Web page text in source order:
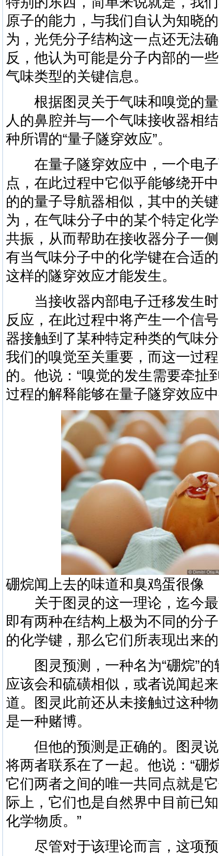
原子的能力，与我们自认为知晓
为，光凭分子结构这一点还无法
反，他认为可能是分子内部的一
气味类型的关键信息。
根据图灵关于气味和嗅觉的量
人的鼻腔并与一个气味接收器相
种所谓的“量子隧穿效应”。
在量子隧穿效应中，一个电子
点，在此过程中它似乎能够绕开
的的量子导航器相似，其中的关
为，在气味分子中的某个特定化
共振，从而帮助在接收器分子一
有当气味分子中的化学键在合适
这样的隧穿效应才能发生。
当接收器内部电子迁移发生时
反应，在此过程中将产生一个信
器接触到了某种特定种类的气味
我们的嗅觉至关重要，而这一过
的。他说：“嗅觉的发生需要牵扯
过程的解释能够在量子隧穿效应
硼烷闻上去的味道和臭鸡蛋很像
关于图灵的这一理论，迄今最
即有两种在结构上极为不同的分
的化学键，那么它们所表现出来
图灵预测，一种名为“硼烷”的
应该会和硫磺相似，或者说闻起
道。图灵此前还从未接触过这种
是一种赌博。
但他的预测是正确的。图灵说
将两者联系在了一起。他说：“硼
它们两者之间的唯一共同点就是
际上，它们也是自然界中目前已
化学物质。”
尽管对于该理论而言，这项预